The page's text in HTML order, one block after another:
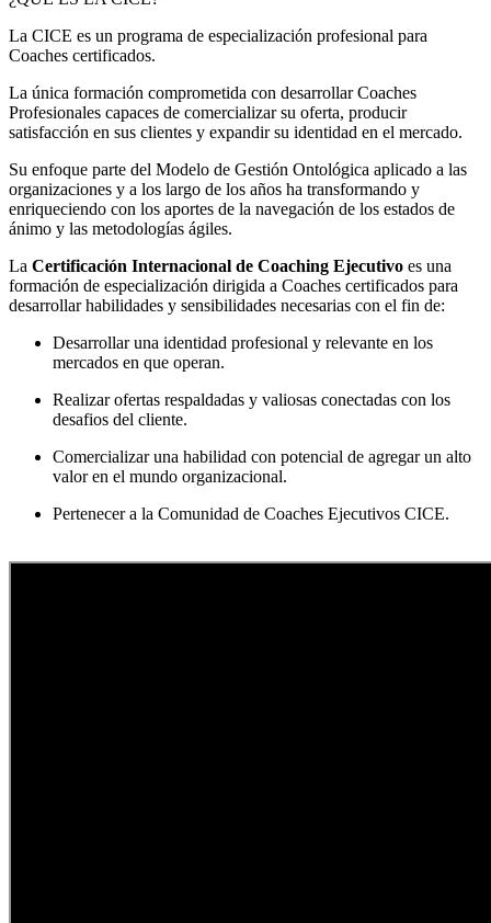
La CICE es un programa de especialización profesional para
Coaches certificados.
La única formación comprometida con desarrollar Coaches
Profesionales capaces de comercializar su oferta, producir
satisfacción en sus clientes y expandir su identidad en el mercado.
Su enfoque parte del Modelo de Gestión Ontológica aplicado a las
organizaciones y a los largo de los años ha transformando y
enriqueciendo con los aportes de la navegación de los estados de
ánimo y las metodologías ágiles.
La Certificación Internacional de Coaching Ejecutivo es una
formación de especialización dirigida a Coaches certificados para
desarrollar habilidades y sensibilidades necesarias con el fin de:
Desarrollar una identidad profesional y relevante en los
mercados en que operan.
Realizar ofertas respaldadas y valiosas conectadas con los
desafios del cliente.
Comercializar una habilidad con potencial de agregar un alto
valor en el mundo organizacional.
Pertenecer a la Comunidad de Coaches Ejecutivos CICE.